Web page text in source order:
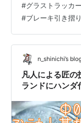
を落として組みま
ますよぉ～） 凄
のでスッキリ♪ 動
グリスUP♪ これ
了！！ そして、
#グラストラッカー
#ブレーキ引き摺り
n_shinichi’s
凡人による匠
ランドにハンダ